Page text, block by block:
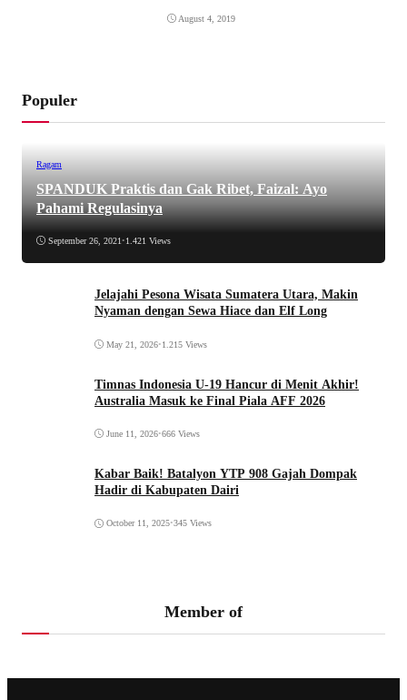
August 4, 2019
Populer
Ragam
SPANDUK Praktis dan Gak Ribet, Faizal: Ayo
Pahami Regulasinya
September 26, 2021 •1.421 Views
Jelajahi Pesona Wisata Sumatera Utara, Makin
Nyaman dengan Sewa Hiace dan Elf Long
May 21, 2026•1.215 Views
Timnas Indonesia U-19 Hancur di Menit Akhir!
Australia Masuk ke Final Piala AFF 2026
June 11, 2026•666 Views
Kabar Baik! Batalyon YTP 908 Gajah Dompak
Hadir di Kabupaten Dairi
October 11, 2025•345 Views
Member of